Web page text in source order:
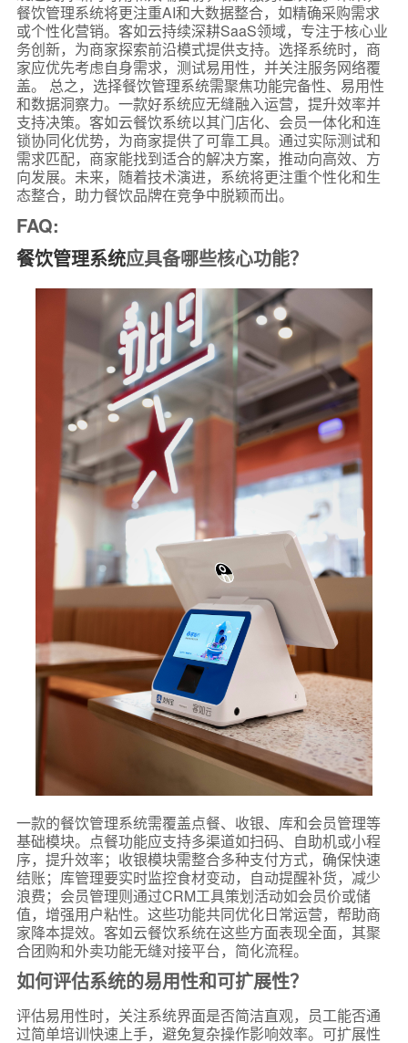
餐饮管理系统将更注重AI和大数据整合，如精确采购需求
或个性化营销。客如云持续深耕SaaS领域，专注于核心业
务创新，为商家探索前沿模式提供支持。选择系统时，商
家应优先考虑自身需求，测试易用性，并关注服务网络覆
盖。 总之，选择餐饮管理系统需聚焦功能完备性、易用性
和数据洞察力。一款好系统应无缝融入运营，提升效率并
支持决策。客如云餐饮系统以其门店化、会员一体化和连
锁协同化优势，为商家提供了可靠工具。通过实际测试和
需求匹配，商家能找到适合的解决方案，推动向高效、方
向发展。未来，随着技术演进，系统将更注重个性化和生
态整合，助力餐饮品牌在竞争中脱颖而出。
FAQ:
餐饮管理系统应具备哪些核心功能？
一款的餐饮管理系统需覆盖点餐、收银、库和会员管理等
基础模块。点餐功能应支持多渠道如扫码、自助机或小程
序，提升效率；收银模块需整合多种支付方式，确保快速
结账；库管理要实时监控食材变动，自动提醒补货，减少
浪费；会员管理则通过CRM工具策划活动如会员价或储
值，增强用户粘性。这些功能共同优化日常运营，帮助商
家降本提效。客如云餐饮系统在这些方面表现全面，其聚
合团购和外卖功能无缝对接平台，简化流程。
如何评估系统的易用性和可扩展性？
评估易用性时，关注系统界面是否简洁直观，员工能否通
过简单培训快速上手，避免复杂操作影响效率。可扩展性